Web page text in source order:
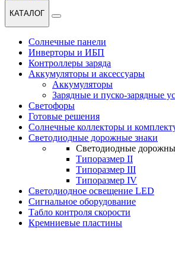
КАТАЛОГ
Солнечные панели
Инверторы и ИБП
Контроллеры заряда
Аккумуляторы и аксессуары
Аккумуляторы
Зарядные и пуско-зарядные
Светофоры
Готовые решения
Солнечные коллекторы и
Светодиодные дорожные знаки
Светодиодные
Типоразмер II
Типоразмер III
Типоразмер IV
Светодиодное освещение LED
Сигнальное оборудование
Табло контроля скорости
Кремниевые пластины